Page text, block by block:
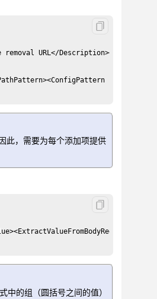
URL</
此，需要为每个添加项提供
的组（圆括号之间的值）